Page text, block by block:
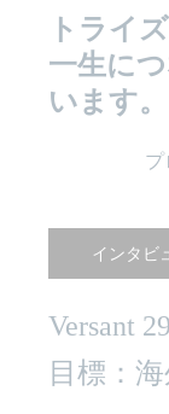
トライ
一生に
います。
プ
インタビ
Versant
目標：